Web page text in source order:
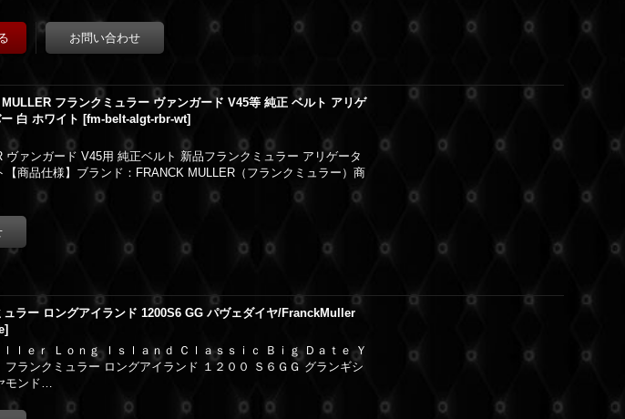
MULLER フランクミュラー ヴァンガード V45等 純正 ベルト アリゲ
白 ホワイト [fm-belt-algt-rbr-wt]
ヴァンガード V45用 純正ベルト 新品フランクミュラー アリゲータ
【商品仕様】ブランド：FRANCK MULLER（フランクミュラー）商
ュラー ロングアイランド 1200S6 GG パヴェダイヤ/FranckMuller
]
ｌｅｒ Ｌｏｎｇ Ｉｓｌａｎｄ Ｃｌａｓｓｉｃ Ｂｉｇ Ｄａｔｅ Ｙ
フランクミュラー ロングアイランド １２００ Ｓ６ＧＧ グランギシ
モンド…